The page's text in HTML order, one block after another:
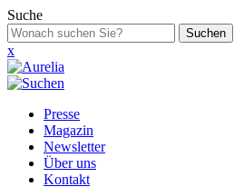
Suche
Suchen
x
Presse
Magazin
Newsletter
Über uns
Kontakt